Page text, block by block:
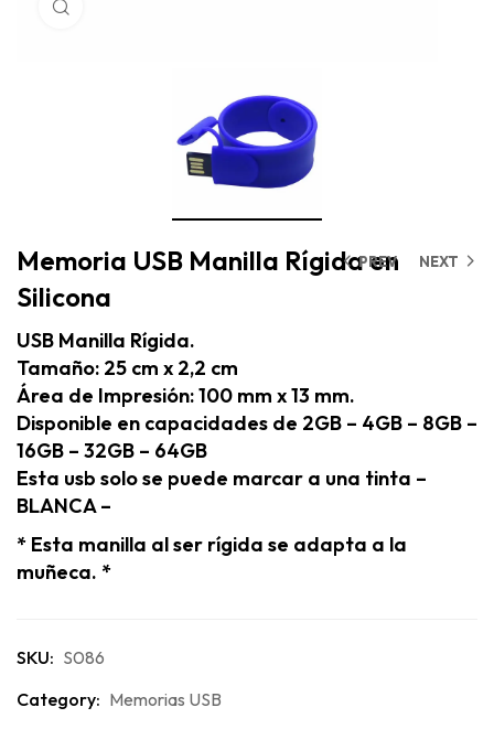
PREV NEXT
Memoria USB Manilla Rígida en
Silicona
USB Manilla Rígida.
Tamaño: 25 cm x 2,2 cm
Área de Impresión: 100 mm x 13 mm.
Disponible en capacidades de 2GB – 4GB – 8GB –
16GB – 32GB – 64GB
Esta usb solo se puede marcar a una tinta –
BLANCA –
* Esta manilla al ser rígida se adapta a la
muñeca. *
SKU: S086
Category: Memorias USB